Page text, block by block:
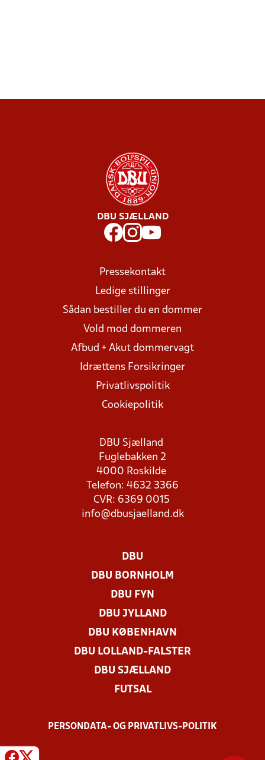
DBU SJÆLLAND
Pressekontakt
Ledige stillinger
Sådan bestiller du en dommer
Vold mod dommeren
Afbud + Akut dommervagt
Idrættens Forsikringer
Privatlivspolitik
Cookiepolitik
DBU Sjælland
Fuglebakken 2
4000 Roskilde
Telefon: 4632 3366
CVR: 6369 0015
info@dbusjaelland.dk
DBU
DBU BORNHOLM
DBU FYN
DBU JYLLAND
DBU KØBENHAVN
DBU LOLLAND-FALSTER
DBU SJÆLLAND
FUTSAL
PERSONDATA- OG PRIVATLIVS-POLITIK